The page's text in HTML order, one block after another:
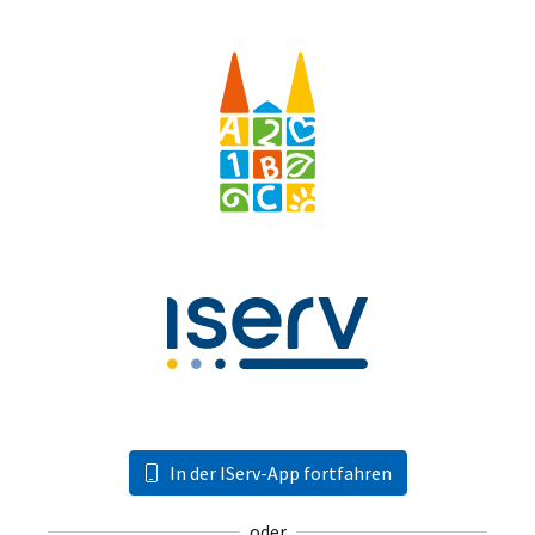
In der IServ-App fortfahren